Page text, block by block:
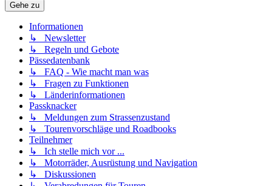
Gehe zu
Informationen
↳ Newsletter
↳ Regeln und Gebote
Pässedatenbank
↳ FAQ - Wie macht man was
↳ Fragen zu Funktionen
↳ Länderinformationen
Passknacker
↳ Meldungen zum Strassenzustand
↳ Tourenvorschläge und Roadbooks
Teilnehmer
↳ Ich stelle mich vor ...
↳ Motorräder, Ausrüstung und Navigation
↳ Diskussionen